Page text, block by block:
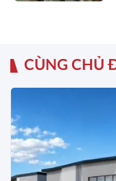
CÙNG CHỦ